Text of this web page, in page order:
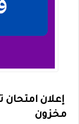
إعلان
مخزون